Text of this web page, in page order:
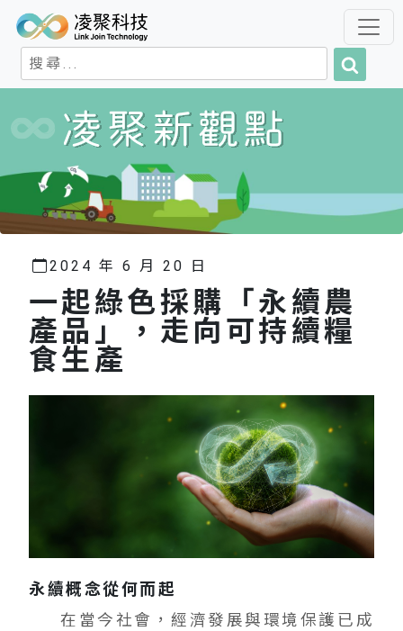
搜
關
鍵
尋
2024 年 6 月 20 日
一起綠色採購「永續農
產品」，走向可持續糧
食生產
永續概念從何而起
在當今社會，經濟發展與環境保護已成